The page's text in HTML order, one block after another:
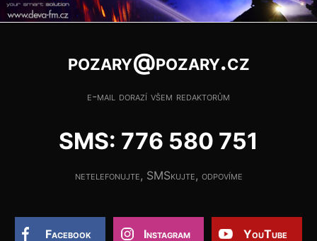
pozary@pozary.cz
e-mail dorazí všem redaktorům
SMS: 776 580 751
netelefonujte, SMSkujte, odpovíme
Facebook Instagram YouTube